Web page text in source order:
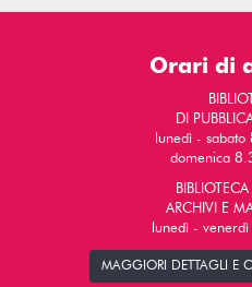
Orari di
DI
lunedì -
domenica
ARCHIVI E
lunedì -
MAGGIORI DETTAGLI E